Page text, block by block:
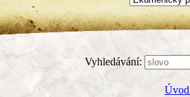
Vyhledávání: